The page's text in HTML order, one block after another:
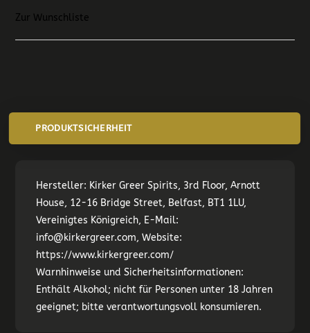
Zur Wunschliste
PRODUKTSICHERHEIT
Hersteller: Kirker Greer Spirits, 3rd Floor, Arnott
House, 12-16 Bridge Street, Belfast, BT1 1LU,
Vereinigtes Königreich, E-Mail:
info@kirkergreer.com, Website:
https://www.kirkergreer.com/
Warnhinweise und Sicherheitsinformationen:
Enthält Alkohol; nicht für Personen unter 18 Jahren
geeignet; bitte verantwortungsvoll konsumieren.